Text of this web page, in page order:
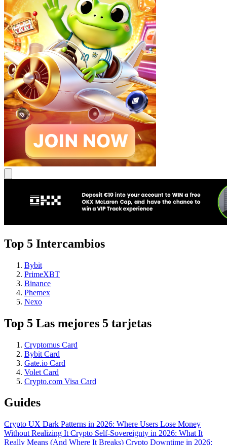
Top 5 Intercambios
Bybit
PrimeXBT
Binance
Phemex
Nexo
Top 5 Las mejores 5 tarjetas
Cryptomus Card
Bybit Card
Gate.io Card
Volet Card
Crypto.com Visa Card
Guides
Crypto UX Dark Patterns in 2026: Where Users Lose Money
Without Realizing It Crypto Self-Sovereignty in 2026: What It
Really Means (And Where It Breaks) Crypto Downtime in 2026: